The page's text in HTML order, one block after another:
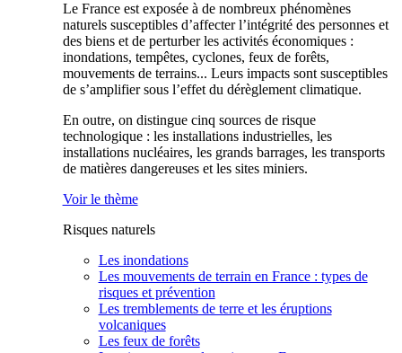
Le France est exposée à de nombreux phénomènes
naturels susceptibles d’affecter l’intégrité des personnes et
des biens et de perturber les activités économiques :
inondations, tempêtes, cyclones, feux de forêts,
mouvements de terrains... Leurs impacts sont susceptibles
de s’amplifier sous l’effet du dérèglement climatique.
En outre, on distingue cinq sources de risque
technologique : les installations industrielles, les
installations nucléaires, les grands barrages, les transports
de matières dangereuses et les sites miniers.
Voir le thème
Risques naturels
Les inondations
Les mouvements de terrain en France : types de
risques et prévention
Les tremblements de terre et les éruptions
volcaniques
Les feux de forêts